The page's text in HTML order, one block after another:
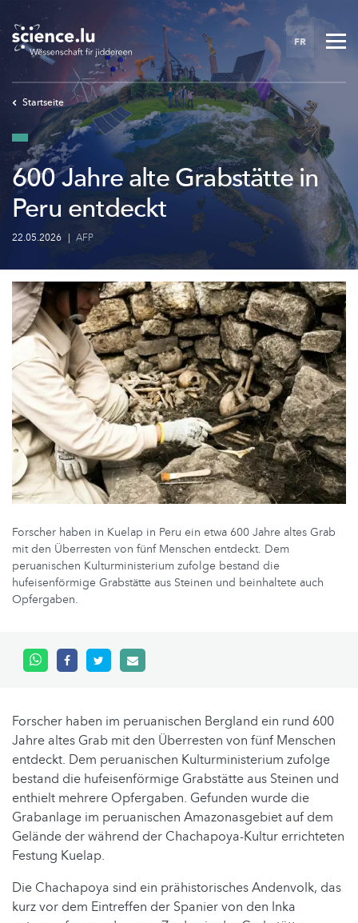
to
main
content
FR
Startseite
600 Jahre alte Grabstätte in
Peru entdeckt
22.05.2026 | AFP
Forscher haben in Kuelap in Peru ein etwa 600 Jahre altes Grab
mit den Überresten von fünf Menschen entdeckt. Dem
peruanischen Kulturministerium zufolge bestand die
hufeisenförmige Grabstätte aus Steinen und beinhaltete auch
Opfergaben.
Forscher haben im peruanischen Bergland ein rund 600
Jahre altes Grab mit den Überresten von fünf Menschen
entdeckt. Dem peruanischen Kulturministerium zufolge
bestand die hufeisenförmige Grabstätte aus Steinen und
enthielt mehrere Opfergaben. Gefunden wurde die
Grabanlage im peruanischen Amazonasgebiet auf dem
Gelände der während der Chachapoya-Kultur errichteten
Festung Kuelap.
Die Chachapoya sind ein prähistorisches Andenvolk, das
kurz vor dem Eintreffen der Spanier von den Inka